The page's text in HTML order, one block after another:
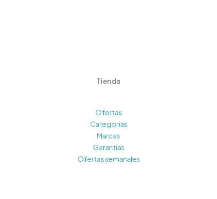
Tienda
Ofertas
Categorias
Marcas
Garantias
Ofertas semanales